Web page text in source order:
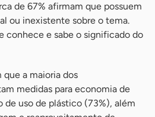
de 67% afirmam que possuem
ou inexistente sobre o tema.
conhece e sabe o significado do
que a maioria dos
medidas para economia de
de uso de plástico (73%), além